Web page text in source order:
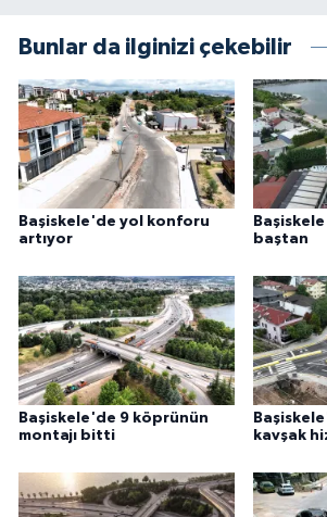
Bunlar da ilginizi çekebilir
Başiskele'de yol konforu
artıyor
baştan
Başiskele'de 9 köprünün
montajı bitti
kavşak